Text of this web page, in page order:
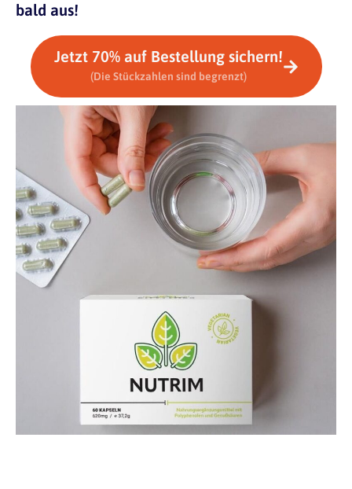
bald aus!
Jetzt 70% auf Bestellung sichern!
(Die Stückzahlen sind begrenzt)